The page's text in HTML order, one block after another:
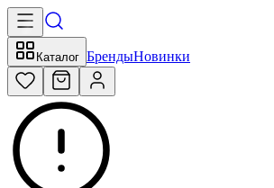
Каталог БрендыНовинки